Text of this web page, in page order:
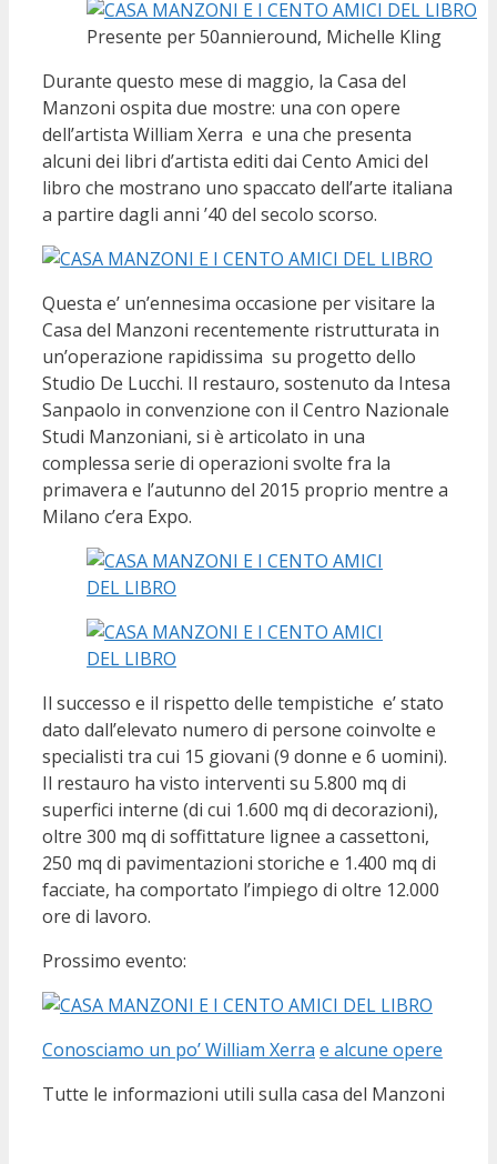
Presente per 50annieround, Michelle Kling
Durante questo mese di maggio, la Casa del
Manzoni ospita due mostre: una con opere
dell’artista William Xerra e una che presenta
alcuni dei libri d’artista editi dai Cento Amici del
libro che mostrano uno spaccato dell’arte italiana
a partire dagli anni ’40 del secolo scorso.
Questa e’ un’ennesima occasione per visitare la
Casa del Manzoni recentemente ristrutturata in
un’operazione rapidissima su progetto dello
Studio De Lucchi. Il restauro, sostenuto da Intesa
Sanpaolo in convenzione con il Centro Nazionale
Studi Manzoniani, si è articolato in una
complessa serie di operazioni svolte fra la
primavera e l’autunno del 2015 proprio mentre a
Milano c’era Expo.
Il successo e il rispetto delle tempistiche e’ stato
dato dall’elevato numero di persone coinvolte e
specialisti tra cui 15 giovani (9 donne e 6 uomini).
Il restauro ha visto interventi su 5.800 mq di
superfici interne (di cui 1.600 mq di decorazioni),
oltre 300 mq di soffittature lignee a cassettoni,
250 mq di pavimentazioni storiche e 1.400 mq di
facciate, ha comportato l’impiego di oltre 12.000
ore di lavoro.
Prossimo evento:
Conosciamo un po’ William Xerra e alcune opere
Tutte le informazioni utili sulla casa del Manzoni